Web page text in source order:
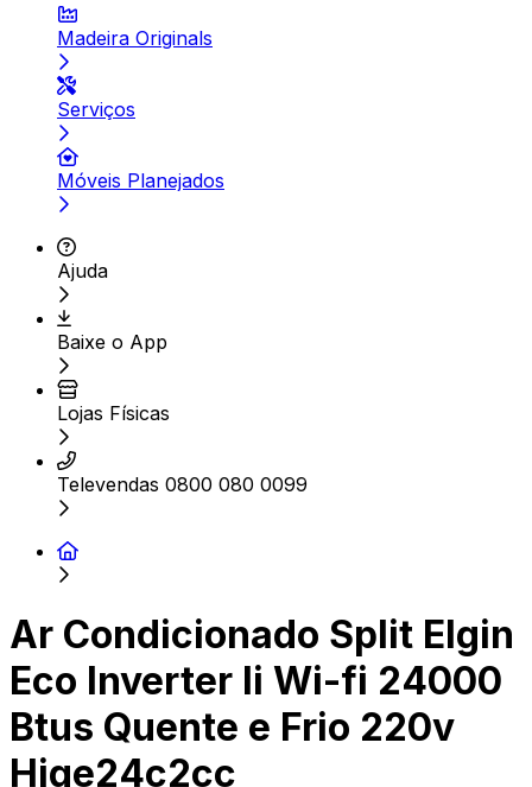
Madeira Originals
Serviços
Móveis Planejados
Ajuda
Baixe o App
Lojas Físicas
Televendas 0800 080 0099
Ar Condicionado Split Elgin
Eco Inverter Ii Wi-fi 24000
Btus Quente e Frio 220v
Hjqe24c2cc